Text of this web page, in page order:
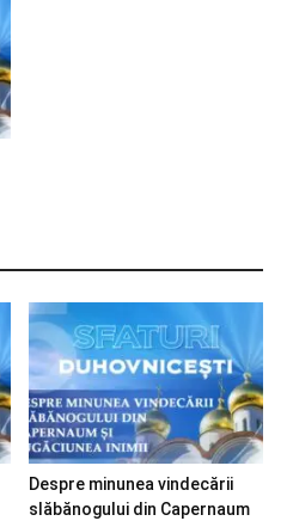
Despre minunea vindecării
slăbănogului din Capernaum